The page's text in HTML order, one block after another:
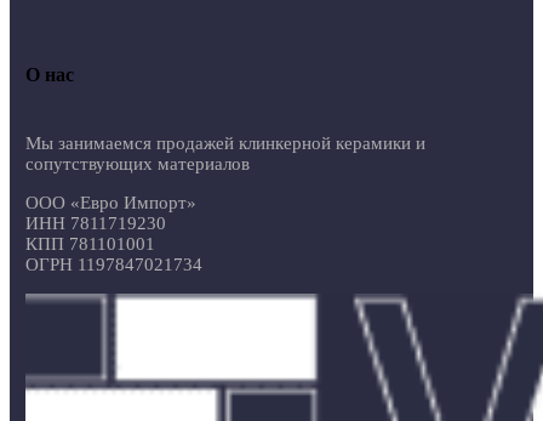
О нас
Мы занимаемся продажей клинкерной керамики и
сопутствующих материалов
ООО «Евро Импорт»
ИНН 7811719230
КПП 781101001
ОГРН 1197847021734